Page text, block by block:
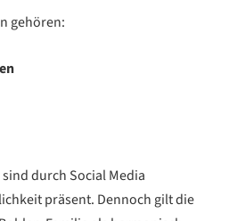
gehören:
durch Social Media
präsent. Dennoch gilt die